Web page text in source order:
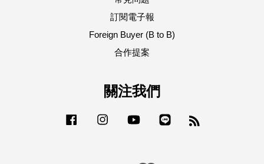
訂閱電子報
Foreign Buyer (B to B)
合作提案
關注我們
Facebook Instagram YouTube